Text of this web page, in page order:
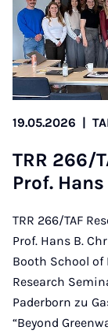
19.05.2026 |
TRR 266/
Prof.
TRR 266/TAF
Prof. Hans B.
Booth School of
Research
Paderborn zu
“Beyond